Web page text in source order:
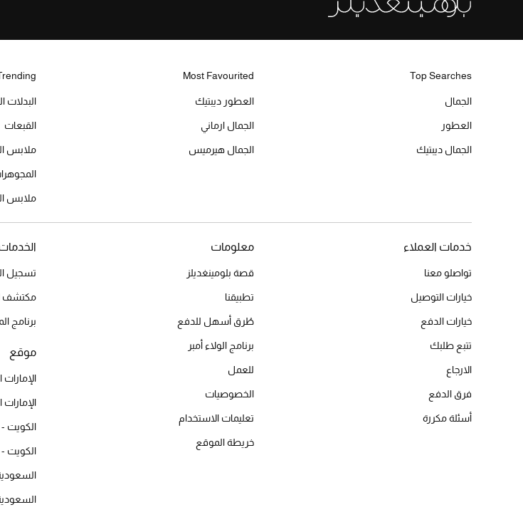
Top Searches
الجمال
العطور
الجمال ديبتيك
Most Favourited
العطور ديبتيك
الجمال ارماني
الجمال هيرميس
البدلات
القبعات
ملابس
ملابس
خدمات العملاء
تواصلو معنا
خيارات التوصيل
خيارات الدفع
تتبع طلبك
الارجاع
فرق الدفع
أسئلة مكررة
معلومات
قصة بلومينغديلز
تطبيقنا
طُرق أسهل للدفع
برنامج الولاء أمبر
للعمل
الخصوصيات
تعليمات الاستخدام
خريطة الموقع
تسجيل
مكتشف
برنامج
موقع
الإمارات
الإمارات
الكويت -
الكويت -